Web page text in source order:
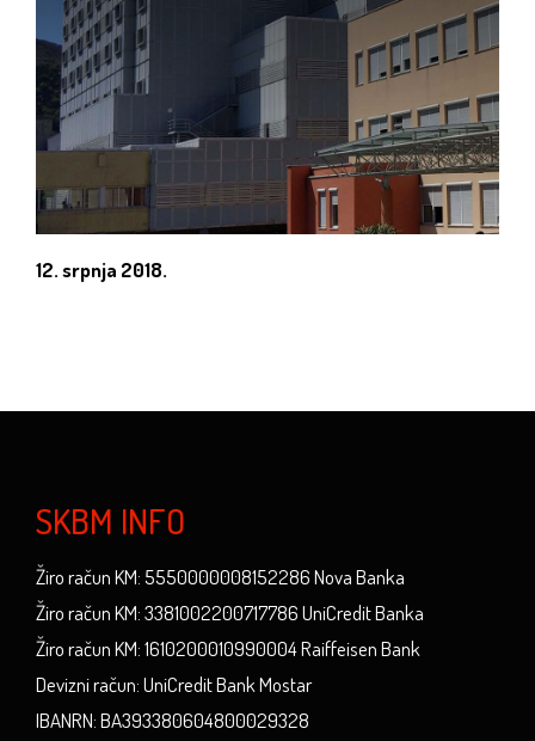
12. srpnja 2018.
SKBM INFO
Žiro račun KM: 5550000008152286 Nova Banka
Žiro račun KM: 3381002200717786 UniCredit Banka
Žiro račun KM: 1610200010990004 Raiffeisen Bank
Devizni račun: UniCredit Bank Mostar
IBANRN: BA393380604800029328